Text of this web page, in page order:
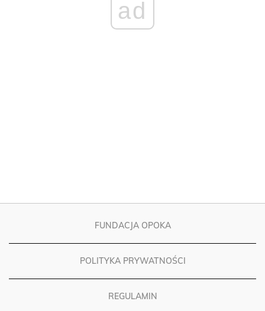
FUNDACJA OPOKA
POLITYKA PRYWATNOŚCI
REGULAMIN